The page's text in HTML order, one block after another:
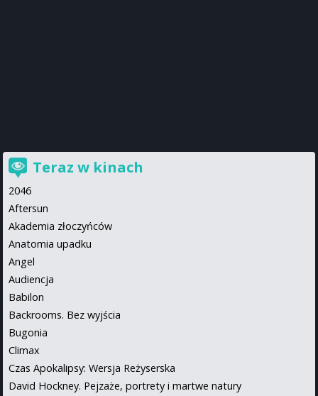
Teraz w kinach
2046
Aftersun
Akademia złoczyńców
Anatomia upadku
Angel
Audiencja
Babilon
Backrooms. Bez wyjścia
Bugonia
Climax
Czas Apokalipsy: Wersja Reżyserska
David Hockney. Pejzaże, portrety i martwe natury